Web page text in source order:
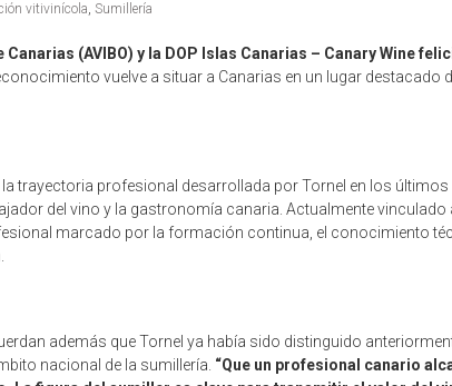
vitivinícola, Sumillería
(AVIBO) y la DOP Islas Canarias – Canary Wine
vuelve a situar a Canarias en un lugar
trayectoria profesional desarrollada por Tornel en los
del vino y la gastronomía canaria. Actualmente vinculado
marcado por la formación continua, el conocimiento
además que Tornel ya había sido distinguido
nacional de la sumillería. “Que un profesional canario